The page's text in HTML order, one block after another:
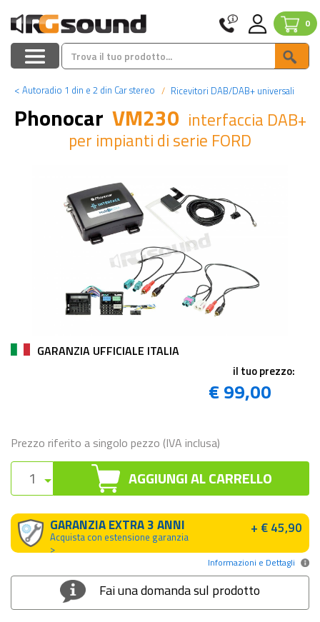
0
< Autoradio 1 din e 2 din Car stereo Ricevitori DAB/DAB+ universali
Phonocar VM230 interfaccia DAB+
per impianti di serie FORD
GARANZIA UFFICIALE ITALIA
il tuo prezzo:
€ 99,00
Prezzo riferito a singolo pezzo (IVA inclusa)
AGGIUNGI AL CARRELLO
GARANZIA EXTRA 3 ANNI
Acquista con estensione garanzia
>
+ € 45,90
Informazioni e Dettagli
Fai una domanda sul prodotto